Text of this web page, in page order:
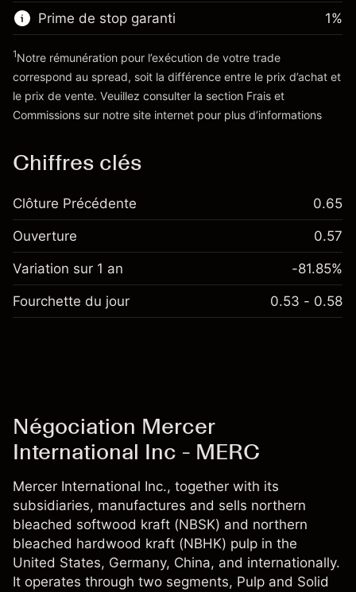
~$5,000.00
Valeur nominale avec effet de levier
Vers la plateforme
Prime de stop garanti
'Tarifs et Frais
1%
1Notre rémunération pour l’exécution de votre trade
correspond au spread, soit la différence entre le prix d’achat et
le prix de vente. Veuillez consulter la section Frais et
Commissions sur notre site internet pour plus d’informations
Chiffres clés
Clôture Précédente 0.65
Ouverture 0.57
Variation sur 1 an -81.85%
Fourchette du jour 0.53 - 0.58
Négociation Mercer
International Inc - MERC
Mercer International Inc., together with its
subsidiaries, manufactures and sells northern
bleached softwood kraft (NBSK) and northern
bleached hardwood kraft (NBHK) pulp in the
United States, Germany, China, and internationally.
It operates through two segments, Pulp and Solid